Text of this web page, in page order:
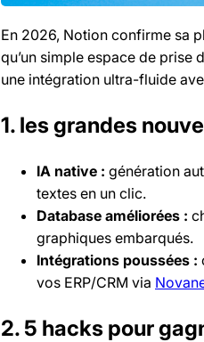
En 2026, Notion confirme sa
qu’un simple espace de prise
une intégration ultra-fluide
1. les grandes
IA native : génération
textes en un clic.
Database améliorées :
graphiques embarqués.
Intégrations poussées :
vos ERP/CRM via
2. 5 hacks pour